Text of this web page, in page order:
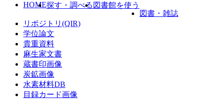
HOME探す・調べる 図書館を使う
図書・雑誌
リポジトリ(QIR)
学位論文
貴重資料
麻生家文書
蔵書印画像
炭鉱画像
水素材料DB
目録カード画像